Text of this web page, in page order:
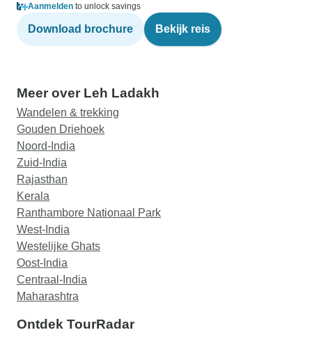
Aanmelden to unlock savings
Download brochure Bekijk reis
Meer over Leh Ladakh
Wandelen & trekking
Gouden Driehoek
Noord-India
Zuid-India
Rajasthan
Kerala
Ranthambore Nationaal Park
West-India
Westelijke Ghats
Oost-India
Centraal-India
Maharashtra
Ontdek TourRadar